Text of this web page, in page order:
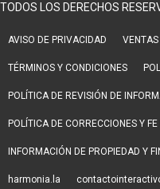
TODOS LOS DERECHOS
AVISO DE PRIVACIDAD VENTAS
TÉRMINOS Y CONDICIONES
POLÍTICA DE REVISIÓN DE
POLÍTICA DE CORRECCIONES Y
INFORMACIÓN DE PROPIEDAD Y
harmonia.la